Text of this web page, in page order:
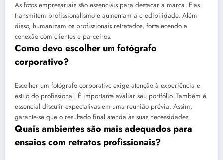
As fotos empresariais são essenciais para destacar a marca. Elas
transmitem profissionalismo e aumentam a credibilidade. Além
disso, humanizam os profissionais retratados, fortalecendo a
conexão com clientes e parceiros.
Como devo escolher um fotógrafo
corporativo?
Escolher um fotógrafo corporativo exige atenção à experiência e
estilo do profissional. É importante avaliar seu portfólio. Também é
essencial discutir expectativas em uma reunião prévia. Assim,
garante-se que o resultado final atenda às suas necessidades.
Quais ambientes são mais adequados para
ensaios com retratos profissionais?